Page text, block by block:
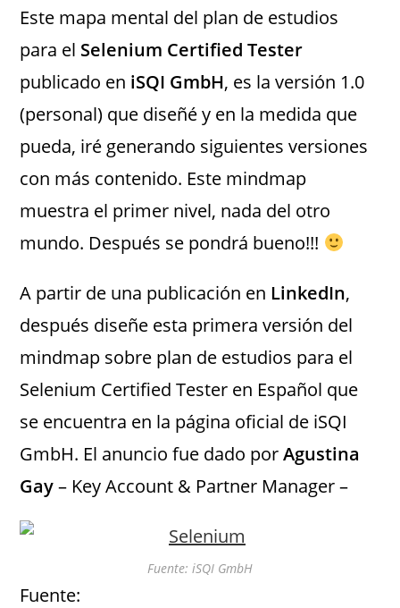
Este mapa mental del plan de estudios
para el Selenium Certified Tester
publicado en iSQI GmbH, es la versión 1.0
(personal) que diseñé y en la medida que
pueda, iré generando siguientes versiones
con más contenido. Este mindmap
muestra el primer nivel, nada del otro
mundo. Después se pondrá bueno!!!
A partir de una publicación en LinkedIn,
después diseñe esta primera versión del
mindmap sobre plan de estudios para el
Selenium Certified Tester en Español que
se encuentra en la página oficial de iSQI
GmbH. El anuncio fue dado porAgustina
Gay– Key Account & Partner Manager –
Fuente: iSQI GmbH
Fuente: